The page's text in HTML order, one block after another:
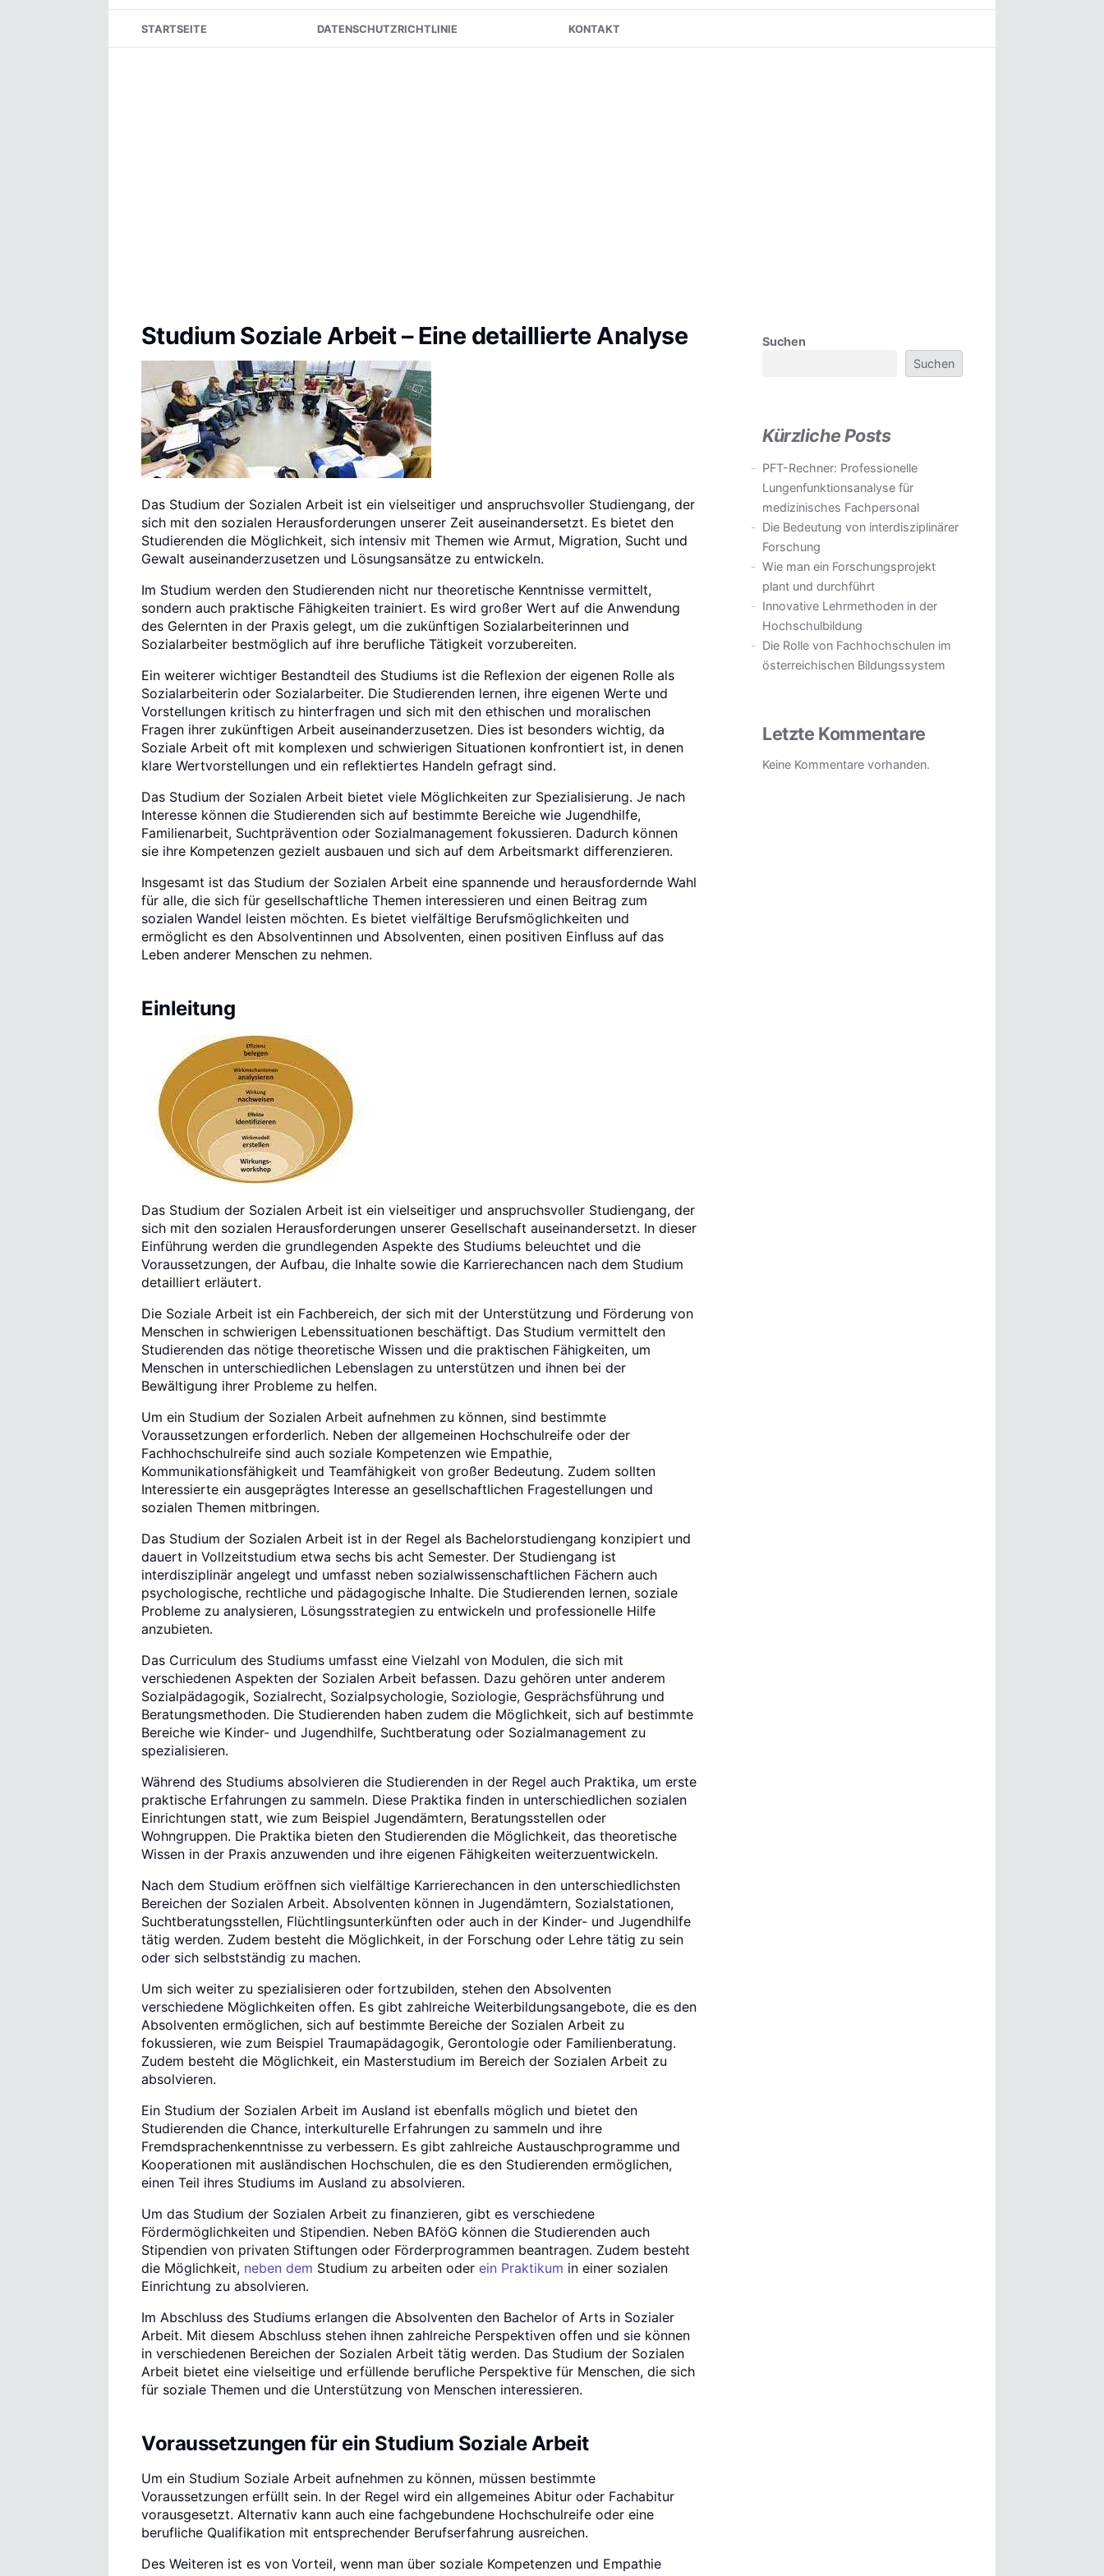
to
STARTSEITE DATENSCHUTZRICHTLINIE KONTAKT
Studium Soziale Arbeit – Eine detaillierte Analyse
Das Studium der Sozialen Arbeit ist ein vielseitiger und anspruchsvoller Studiengang, der
sich mit den sozialen Herausforderungen unserer Zeit auseinandersetzt. Es bietet den
Studierenden die Möglichkeit, sich intensiv mit Themen wie Armut, Migration, Sucht und
Gewalt auseinanderzusetzen und Lösungsansätze zu entwickeln.
Im Studium werden den Studierenden nicht nur theoretische Kenntnisse vermittelt,
sondern auch praktische Fähigkeiten trainiert. Es wird großer Wert auf die Anwendung
des Gelernten in der Praxis gelegt, um die zukünftigen Sozialarbeiterinnen und
Sozialarbeiter bestmöglich auf ihre berufliche Tätigkeit vorzubereiten.
Ein weiterer wichtiger Bestandteil des Studiums ist die Reflexion der eigenen Rolle als
Sozialarbeiterin oder Sozialarbeiter. Die Studierenden lernen, ihre eigenen Werte und
Vorstellungen kritisch zu hinterfragen und sich mit den ethischen und moralischen
Fragen ihrer zukünftigen Arbeit auseinanderzusetzen. Dies ist besonders wichtig, da
Soziale Arbeit oft mit komplexen und schwierigen Situationen konfrontiert ist, in denen
klare Wertvorstellungen und ein reflektiertes Handeln gefragt sind.
Das Studium der Sozialen Arbeit bietet viele Möglichkeiten zur Spezialisierung. Je nach
Interesse können die Studierenden sich auf bestimmte Bereiche wie Jugendhilfe,
Familienarbeit, Suchtprävention oder Sozialmanagement fokussieren. Dadurch können
sie ihre Kompetenzen gezielt ausbauen und sich auf dem Arbeitsmarkt differenzieren.
Insgesamt ist das Studium der Sozialen Arbeit eine spannende und herausfordernde Wahl
für alle, die sich für gesellschaftliche Themen interessieren und einen Beitrag zum
sozialen Wandel leisten möchten. Es bietet vielfältige Berufsmöglichkeiten und
ermöglicht es den Absolventinnen und Absolventen, einen positiven Einfluss auf das
Leben anderer Menschen zu nehmen.
Einleitung
Das Studium der Sozialen Arbeit ist ein vielseitiger und anspruchsvoller Studiengang, der
sich mit den sozialen Herausforderungen unserer Gesellschaft auseinandersetzt. In dieser
Einführung werden die grundlegenden Aspekte des Studiums beleuchtet und die
Voraussetzungen, der Aufbau, die Inhalte sowie die Karrierechancen nach dem Studium
detailliert erläutert.
Die Soziale Arbeit ist ein Fachbereich, der sich mit der Unterstützung und Förderung von
Menschen in schwierigen Lebenssituationen beschäftigt. Das Studium vermittelt den
Studierenden das nötige theoretische Wissen und die praktischen Fähigkeiten, um
Menschen in unterschiedlichen Lebenslagen zu unterstützen und ihnen bei der
Bewältigung ihrer Probleme zu helfen.
Um ein Studium der Sozialen Arbeit aufnehmen zu können, sind bestimmte
Voraussetzungen erforderlich. Neben der allgemeinen Hochschulreife oder der
Fachhochschulreife sind auch soziale Kompetenzen wie Empathie,
Kommunikationsfähigkeit und Teamfähigkeit von großer Bedeutung. Zudem sollten
Interessierte ein ausgeprägtes Interesse an gesellschaftlichen Fragestellungen und
sozialen Themen mitbringen.
Das Studium der Sozialen Arbeit ist in der Regel als Bachelorstudiengang konzipiert und
dauert in Vollzeitstudium etwa sechs bis acht Semester. Der Studiengang ist
interdisziplinär angelegt und umfasst neben sozialwissenschaftlichen Fächern auch
psychologische, rechtliche und pädagogische Inhalte. Die Studierenden lernen, soziale
Probleme zu analysieren, Lösungsstrategien zu entwickeln und professionelle Hilfe
anzubieten.
Das Curriculum des Studiums umfasst eine Vielzahl von Modulen, die sich mit
verschiedenen Aspekten der Sozialen Arbeit befassen. Dazu gehören unter anderem
Sozialpädagogik, Sozialrecht, Sozialpsychologie, Soziologie, Gesprächsführung und
Beratungsmethoden. Die Studierenden haben zudem die Möglichkeit, sich auf bestimmte
Bereiche wie Kinder- und Jugendhilfe, Suchtberatung oder Sozialmanagement zu
spezialisieren.
Während des Studiums absolvieren die Studierenden in der Regel auch Praktika, um erste
praktische Erfahrungen zu sammeln. Diese Praktika finden in unterschiedlichen sozialen
Einrichtungen statt, wie zum Beispiel Jugendämtern, Beratungsstellen oder
Wohngruppen. Die Praktika bieten den Studierenden die Möglichkeit, das theoretische
Wissen in der Praxis anzuwenden und ihre eigenen Fähigkeiten weiterzuentwickeln.
Nach dem Studium eröffnen sich vielfältige Karrierechancen in den unterschiedlichsten
Bereichen der Sozialen Arbeit. Absolventen können in Jugendämtern, Sozialstationen,
Suchtberatungsstellen, Flüchtlingsunterkünften oder auch in der Kinder- und Jugendhilfe
tätig werden. Zudem besteht die Möglichkeit, in der Forschung oder Lehre tätig zu sein
oder sich selbstständig zu machen.
Um sich weiter zu spezialisieren oder fortzubilden, stehen den Absolventen
verschiedene Möglichkeiten offen. Es gibt zahlreiche Weiterbildungsangebote, die es den
Absolventen ermöglichen, sich auf bestimmte Bereiche der Sozialen Arbeit zu
fokussieren, wie zum Beispiel Traumapädagogik, Gerontologie oder Familienberatung.
Zudem besteht die Möglichkeit, ein Masterstudium im Bereich der Sozialen Arbeit zu
absolvieren.
Ein Studium der Sozialen Arbeit im Ausland ist ebenfalls möglich und bietet den
Studierenden die Chance, interkulturelle Erfahrungen zu sammeln und ihre
Fremdsprachenkenntnisse zu verbessern. Es gibt zahlreiche Austauschprogramme und
Kooperationen mit ausländischen Hochschulen, die es den Studierenden ermöglichen,
einen Teil ihres Studiums im Ausland zu absolvieren.
Um das Studium der Sozialen Arbeit zu finanzieren, gibt es verschiedene
Fördermöglichkeiten und Stipendien. Neben BAföG können die Studierenden auch
Stipendien von privaten Stiftungen oder Förderprogrammen beantragen. Zudem besteht
die Möglichkeit, neben dem Studium zu arbeiten oder ein Praktikum in einer sozialen
Einrichtung zu absolvieren.
Im Abschluss des Studiums erlangen die Absolventen den Bachelor of Arts in Sozialer
Arbeit. Mit diesem Abschluss stehen ihnen zahlreiche Perspektiven offen und sie können
in verschiedenen Bereichen der Sozialen Arbeit tätig werden. Das Studium der Sozialen
Arbeit bietet eine vielseitige und erfüllende berufliche Perspektive für Menschen, die sich
für soziale Themen und die Unterstützung von Menschen interessieren.
Voraussetzungen für ein Studium Soziale Arbeit
Um ein Studium Soziale Arbeit aufnehmen zu können, müssen bestimmte
Voraussetzungen erfüllt sein. In der Regel wird ein allgemeines Abitur oder Fachabitur
vorausgesetzt. Alternativ kann auch eine fachgebundene Hochschulreife oder eine
berufliche Qualifikation mit entsprechender Berufserfahrung ausreichen.
Des Weiteren ist es von Vorteil, wenn man über soziale Kompetenzen und Empathie
Suchen
Suchen
Kürzliche Posts
PFT-Rechner: Professionelle
Lungenfunktionsanalyse für
medizinisches Fachpersonal
Die Bedeutung von interdisziplinärer
Forschung
Wie man ein Forschungsprojekt
plant und durchführt
Innovative Lehrmethoden in der
Hochschulbildung
Die Rolle von Fachhochschulen im
österreichischen Bildungssystem
Letzte Kommentare
Keine Kommentare vorhanden.